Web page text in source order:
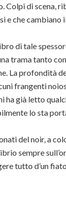
Colpi di scena,
e che cambiano
di tale
trama tanto
La profondità
frangenti
già letto
lo sta
del noir, a
sempre
tutto d’un fiato.